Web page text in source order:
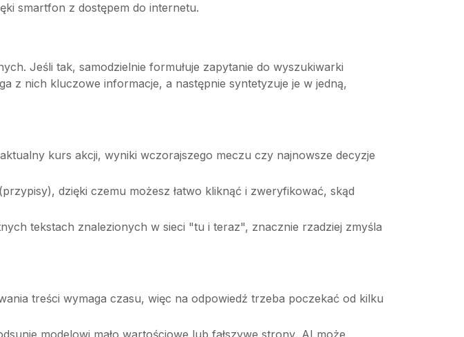
smartfon z dostępem do internetu.
Jeśli tak, samodzielnie formułuje zapytanie do wyszukiwarki
z nich kluczowe informacje, a następnie syntetyzuje je w jedną,
kurs akcji, wyniki wczorajszego meczu czy najnowsze decyzje
dzięki czemu możesz łatwo kliknąć i zweryfikować, skąd
tekstach znalezionych w sieci "tu i teraz", znacznie rzadziej zmyśla
treści wymaga czasu, więc na odpowiedź trzeba poczekać od kilku